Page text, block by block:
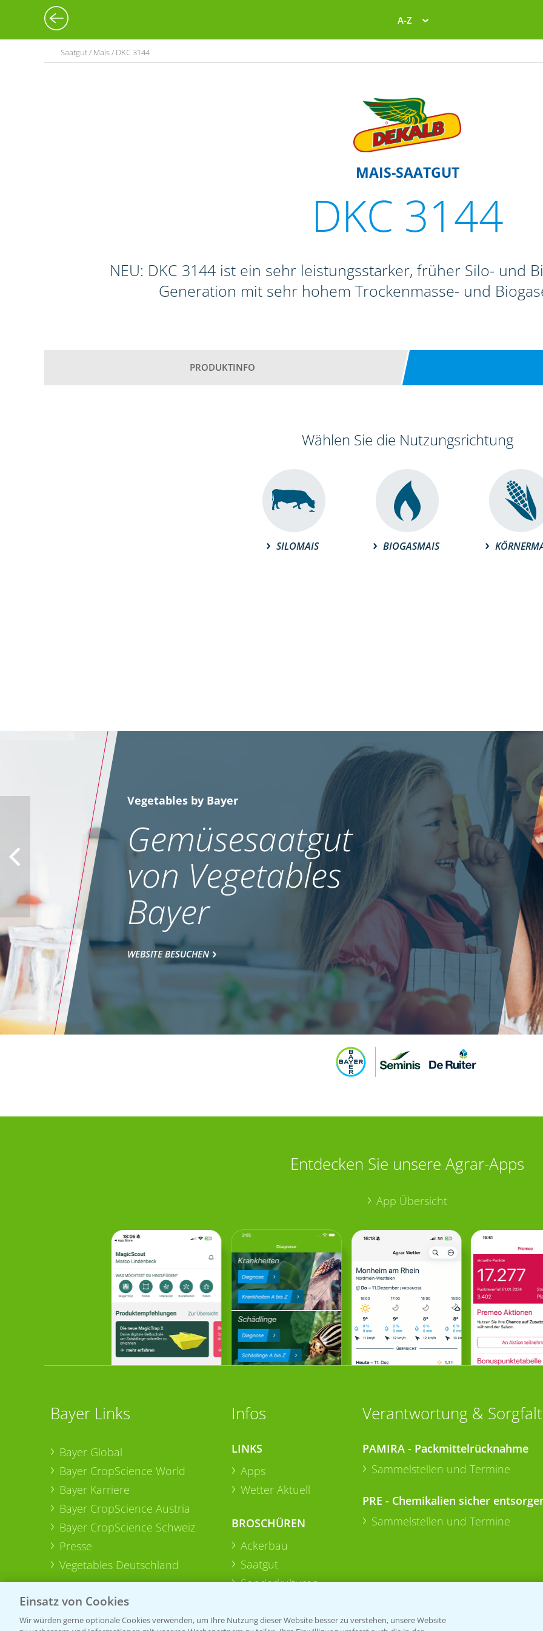
A-Z
Saatgut / Mais / DKC 3144
MAIS-SAATGUT
DKC 3144
NEU: DKC 3144 ist ein sehr leistungsstarker, früher Silo- und
Generation mit sehr hohem Trockenmasse- und
PRODUKTINFO
Wählen Sie die Nutzungsrichtung
SILOMAIS BIOGASMAIS
Vegetables by Bayer
Gemüsesaatgut
von Vegetables
Bayer
WEBSITE BESUCHEN
Entdecken Sie unsere Agrar-Apps
App Übersicht
Bayer Links
Bayer Global
Bayer CropScience World
Bayer Karriere
Bayer CropScience Austria
Bayer CropScience Schweiz
Presse
Vegetables Deutschland
Infos
LINKS
Apps
Wetter Aktuell
BROSCHÜREN
Ackerbau
Saatgut
Sonderkulturen
Verantwortung & Sorgfalt
PAMIRA - Packmittelrücknahme
Sammelstellen und Termine
PRE - Chemikalien sicher
Sammelstellen und Termine
Einsatz von Cookies
Wir würden gerne optionale Cookies verwenden, um Ihre Nutzung dieser Website besser zu verstehen, unsere Website